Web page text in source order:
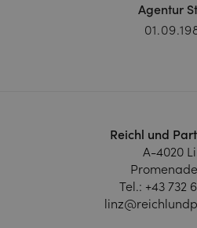
Agentur
Reichl und
A-4020
Tel.: +43 732